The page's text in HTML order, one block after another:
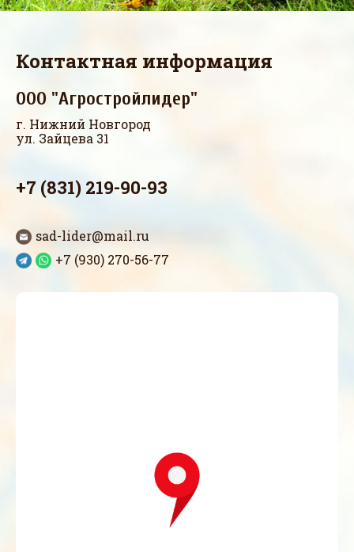
Контактная информация
ООО "Агростройлидер"
г. Нижний Новгород
ул. Зайцева 31
+7 (831) 219-90-93
sad-lider@mail.ru
+7 (930) 270-56-77